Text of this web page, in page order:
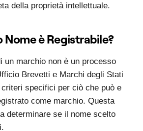
della proprietà intellettuale.
Nome è Registrabile?
un marchio non è un processo
Brevetti e Marchi degli Stati
specifici per ciò che può e
come marchio. Questa
determinare se il nome scelto